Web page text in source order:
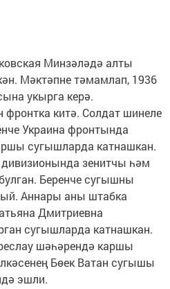
Минзәләдә алты
Мәктәпне тәмамлап, 1936
укырга керә.
фронтка китә. Солдат шинеле
Украина фронтында
сугышларда катнашкан.
зенитчы һәм
Беренче сугышны
Аннары аны штабка
Дмитриевна
сугышларда катнашкан.
шәһәрендә каршы
Бөек Ватан сугышы
эшли.